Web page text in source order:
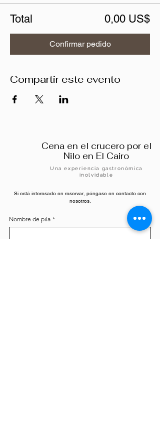
Total 0,00 US$
Confirmar pedido
Compartir este evento
Cena en el crucero por el
Nilo en El Cairo
Una experiencia gastronómica
inolvidable
Si está interesado en reservar, póngase en contacto con
nosotros.
Nombre de pila *